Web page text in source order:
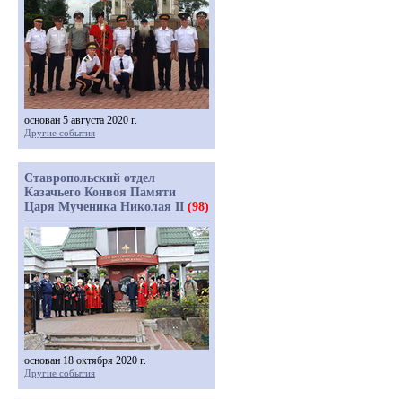
основан 5 августа 2020 г.
Другие события
Ставропольский отдел
Казачьего Конвоя Памяти
Царя Мученика Николая II (98)
основан 18 октября 2020 г.
Другие события